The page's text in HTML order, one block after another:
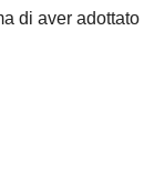
di aver adottato